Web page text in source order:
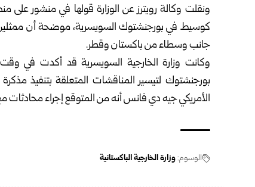
ونقلت وكالة رويترز عن الوزارة قولها في منشور
كوسيط في بورجنشتوك السويسرية، موضحة أن ممثلين
جانب وسطاء من باكستان وقطر.
وكانت وزارة الخارجية السويسرية قد أكدت في
بورجنشتوك لتيسير المناقشات المتعلقة بتنفيذ
الأمريكي جيه دي فانس أنه من المتوقع إجراء محادثات
الوسوم:وزارة الخارجية الباكستانية